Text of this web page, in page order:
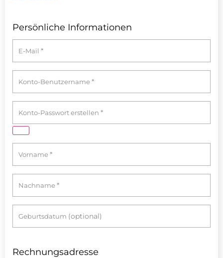
Persönliche Informationen
E-Mail *
Konto-Benutzername *
Konto-Passwort erstellen *
Vorname *
Nachname *
Geburtsdatum (optional)
Rechnungsadresse